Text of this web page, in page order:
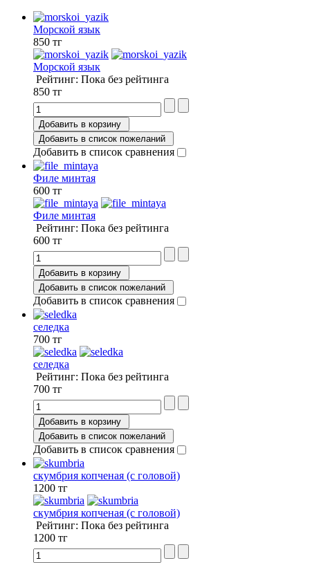
Морской язык
850 тг
Морской язык
Рейтинг: Пока без рейтинга
850 тг
Добавить в корзину
Добавить в список пожеланий
Добавить в список сравнения
Филе минтая
600 тг
Филе минтая
Рейтинг: Пока без рейтинга
600 тг
Добавить в корзину
Добавить в список пожеланий
Добавить в список сравнения
селедка
700 тг
селедка
Рейтинг: Пока без рейтинга
700 тг
Добавить в корзину
Добавить в список пожеланий
Добавить в список сравнения
скумбрия копченая (с головой)
1200 тг
скумбрия копченая (с головой)
Рейтинг: Пока без рейтинга
1200 тг